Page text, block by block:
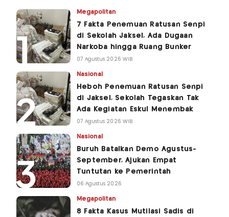
Megapolitan
7 Fakta Penemuan Ratusan Senpi
di Sekolah Jaksel, Ada Dugaan
Narkoba hingga Ruang Bunker
07 Agustus 2026 WIB
Nasional
Heboh Penemuan Ratusan Senpi
di Jaksel, Sekolah Tegaskan Tak
Ada Kegiatan Eskul Menembak
07 Agustus 2026 WIB
Nasional
Buruh Batalkan Demo Agustus-
September, Ajukan Empat
Tuntutan ke Pemerintah
06 Agustus 2026
Megapolitan
8 Fakta Kasus Mutilasi Sadis di